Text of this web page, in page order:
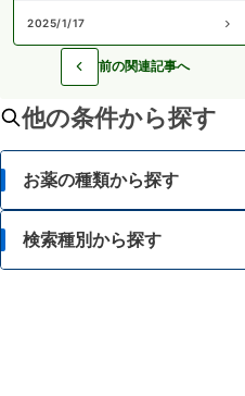
2025/1/17
前の関連記事へ
他の条件から探す
お薬の種類から探す
かぜ薬
検索種別から探す